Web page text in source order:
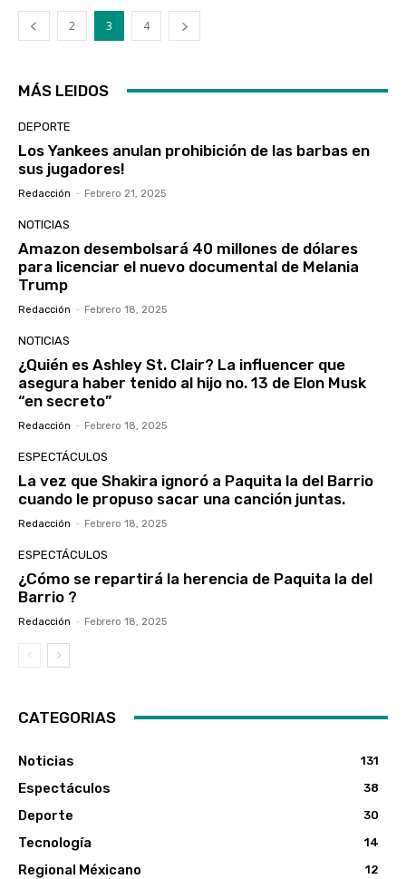
2 3 4
MÁS LEIDOS
DEPORTE
Los Yankees anulan prohibición de las barbas en
sus jugadores!
Redacción - Febrero 21, 2025
NOTICIAS
Amazon desembolsará 40 millones de dólares
para licenciar el nuevo documental de Melania
Trump
Redacción - Febrero 18, 2025
NOTICIAS
¿Quién es Ashley St. Clair? La influencer que
asegura haber tenido al hijo no. 13 de Elon Musk
“en secreto”
Redacción - Febrero 18, 2025
ESPECTÁCULOS
La vez que Shakira ignoró a Paquita la del Barrio
cuando le propuso sacar una canción juntas.
Redacción - Febrero 18, 2025
ESPECTÁCULOS
¿Cómo se repartirá la herencia de Paquita la del
Barrio ?
Redacción - Febrero 18, 2025
CATEGORIAS
Noticias 131
Espectáculos 38
Deporte 30
Tecnología 14
Regional Méxicano 12